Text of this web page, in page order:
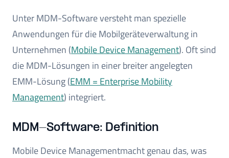
Unter MDM-Software versteht man spezielle
Anwendungen für die Mobilgeräteverwaltung in
Unternehmen (Mobile Device Management). Oft sind
die MDM-Lösungen in einer breiter angelegten
EMM-Lösung (EMM = Enterprise Mobility
Management) integriert.
MDM-Software: Definition
Mobile Device Managementmacht genau das, was